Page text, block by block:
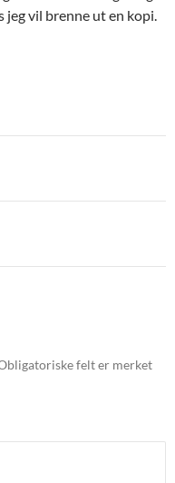
jeg vil brenne ut en kopi.
felt er merket